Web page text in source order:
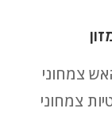
מזון
צמחוני
צמחוני